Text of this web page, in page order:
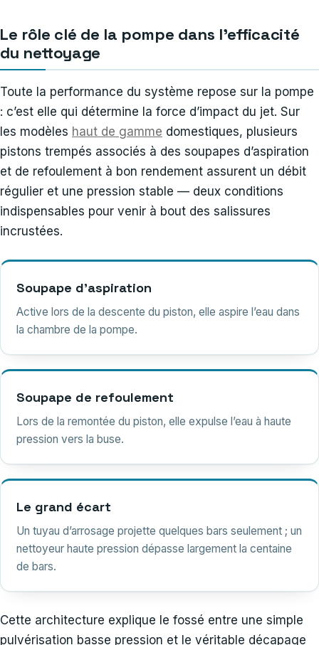
Le rôle clé de la pompe dans l’efficacité
du nettoyage
Toute la performance du système repose sur la pompe
: c’est elle qui détermine la force d’impact du jet. Sur
les modèles haut de gamme domestiques, plusieurs
pistons trempés associés à des soupapes d’aspiration
et de refoulement à bon rendement assurent un débit
régulier et une pression stable — deux conditions
indispensables pour venir à bout des salissures
incrustées.
Soupape d’aspiration
Active lors de la descente du piston, elle aspire l’eau dans
la chambre de la pompe.
Soupape de refoulement
Lors de la remontée du piston, elle expulse l’eau à haute
pression vers la buse.
Le grand écart
Un tuyau d’arrosage projette quelques bars seulement ; un
nettoyeur haute pression dépasse largement la centaine
de bars.
Cette architecture explique le fossé entre une simple
pulvérisation basse pression et le véritable décapage